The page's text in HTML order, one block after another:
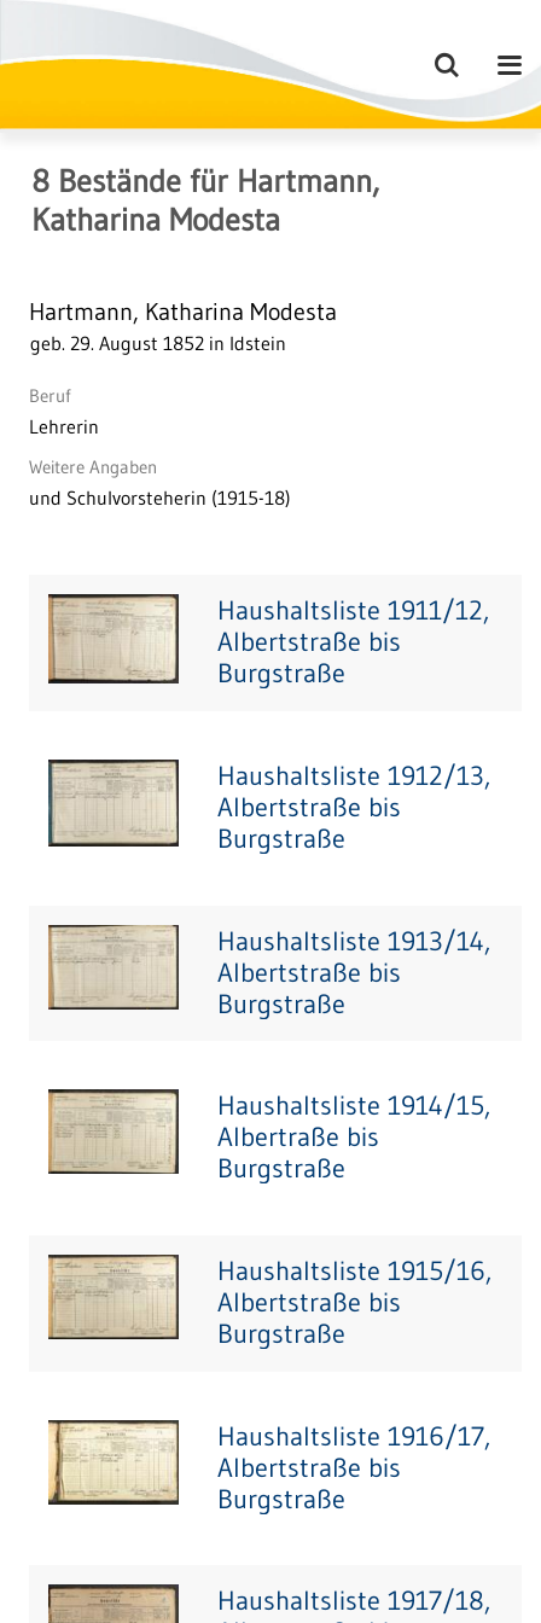
8 Bestände für Hartmann,
Katharina Modesta
Hartmann, Katharina Modesta
geb. 29. August 1852 in Idstein
Beruf
Lehrerin
Weitere Angaben
und Schulvorsteherin (1915-18)
Haushaltsliste 1911/12,
Albertstraße bis
Burgstraße
Haushaltsliste 1912/13,
Albertstraße bis
Burgstraße
Haushaltsliste 1913/14,
Albertstraße bis
Burgstraße
Haushaltsliste 1914/15,
Albertraße bis
Burgstraße
Haushaltsliste 1915/16,
Albertstraße bis
Burgstraße
Haushaltsliste 1916/17,
Albertstraße bis
Burgstraße
Haushaltsliste 1917/18,